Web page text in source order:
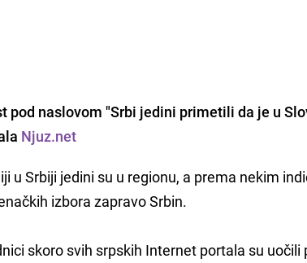
pod naslovom "Srbi jedini primetili da je u
Njuz.net
u Srbiji jedini su u regionu, a prema nekim
izbora zapravo Srbin.
skoro svih srpskih Internet portala su